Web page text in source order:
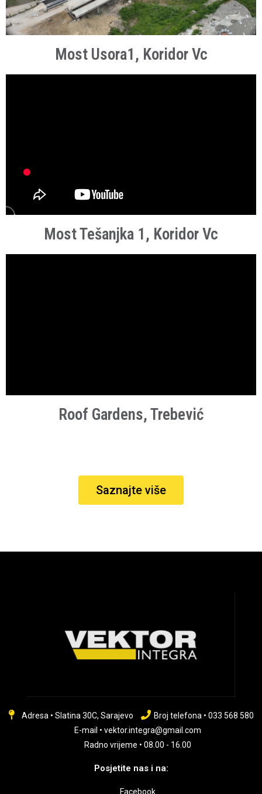
Most Usora1, Koridor Vc
Most Tešanjka 1, Koridor Vc
Roof Gardens, Trebević
Saznajte više
Adresa • Slatina 30C, Sarajevo
Broj telefona • 033 568 580
E-mail • vektor.integra@gmail.com
Radno vrijeme • 08.00 - 16.00
Posjetite nas i na:
Facebook